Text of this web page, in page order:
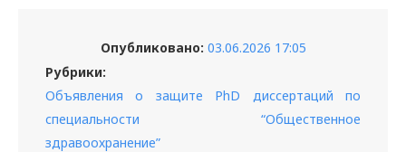
Опубликовано: 03.06.2026 17:05
Рубрики:
Объявления о защите PhD диссертаций по
специальности “Общественное
здравоохранение”